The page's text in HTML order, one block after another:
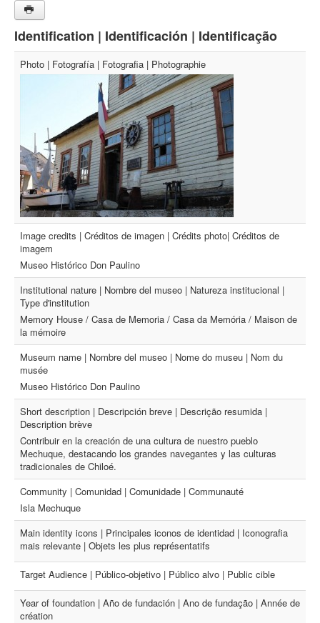
Identification | Identificación | Identificação
Photo | Fotografía | Fotografia | Photographie
Image credits | Créditos de imagen | Crédits photo| Créditos de
imagem
Museo Histórico Don Paulino
Institutional nature | Nombre del museo | Natureza institucional |
Type d'institution
Memory House / Casa de Memoria / Casa da Memória / Maison de
la mémoire
Museum name | Nombre del museo | Nome do museu | Nom du
musée
Museo Histórico Don Paulino
Short description | Descripción breve | Descrição resumida |
Description brève
Contribuir en la creación de una cultura de nuestro pueblo
Mechuque, destacando los grandes navegantes y las culturas
tradicionales de Chiloé.
Community | Comunidad | Comunidade | Communauté
Isla Mechuque
Main identity icons | Principales iconos de identidad | Iconografia
mais relevante | Objets les plus représentatifs
Target Audience | Público-objetivo | Público alvo | Public cible
Year of foundation | Año de fundación | Ano de fundação | Année de
création